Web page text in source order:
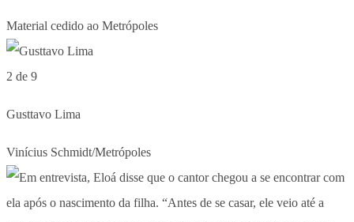
Material cedido ao Metrópoles
2 de 9
Gusttavo Lima
Vinícius Schmidt/Metrópoles